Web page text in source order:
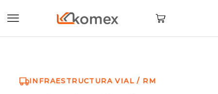
INFRAESTRUCTURA VIAL / RM